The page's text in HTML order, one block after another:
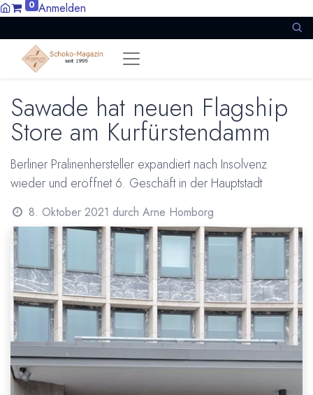
0 Anmelden
Sawade hat neuen Flagship
Store am Kurfürstendamm
Berliner Pralinenhersteller expandiert nach Insolvenz
wieder und eröffnet 6. Geschäft in der Hauptstadt
8. Oktober 2021 durch Arne Homborg